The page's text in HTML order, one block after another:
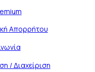
Απορρήτου
/ Διαχείριση